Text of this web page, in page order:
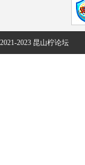
2021-2023 昆山柠论坛